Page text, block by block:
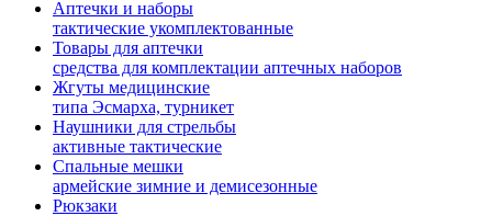
Аптечки и наборы
тактические укомплектованные
Товары для аптечки
средства для комплектации аптечных наборов
Жгуты медицинские
типа Эсмарха, турникет
Наушники для стрельбы
активные тактические
Спальные мешки
армейские зимние и демисезонные
Рюкзаки